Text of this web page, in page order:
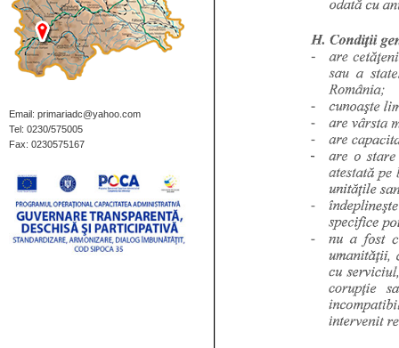
Email: primariadc@yahoo.com
Tel: 0230/575005
Fax: 0230575167